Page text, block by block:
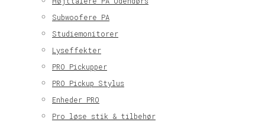
Subwoofere PA
Studiemonitorer
Lyseffekter
PRO Pickupper
PRO Pickup Stylus
Enheder PRO
Pro løse stik & tilbehør